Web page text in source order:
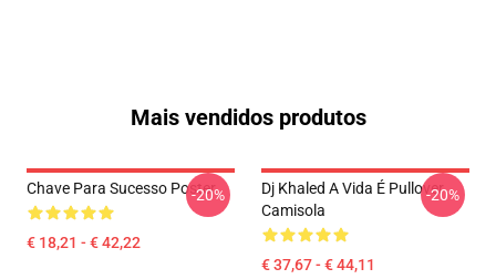
Mais vendidos produtos
Chave Para Sucesso Poster
€ 18,21 - € 42,22
-20%
Dj Khaled A Vida É Pullover
Camisola
€ 37,67 - € 44,11
-20%